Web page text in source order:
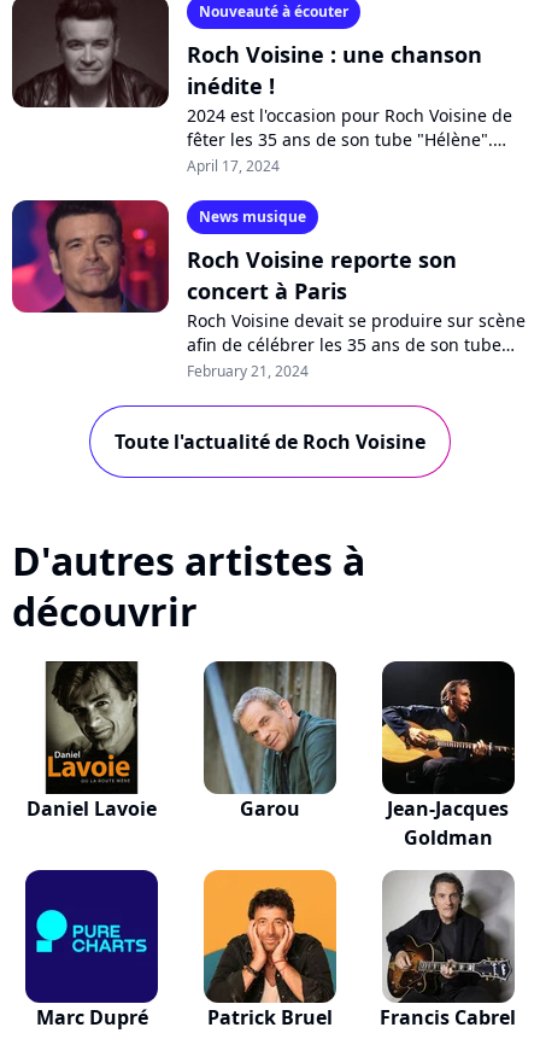
Nouveauté à écouter
Roch Voisine : une chanson
inédite !
2024 est l'occasion pour Roch Voisine de
fêter les 35 ans de son tube "Hélène".
Deux concerts auront lieu à Bruxelles et
April 17, 2024
News musique
Roch Voisine reporte son
concert à Paris
Roch Voisine devait se produire sur scène
afin de célébrer les 35 ans de son tube
"Hélène" et de son premier album.
February 21, 2024
Toute l'actualité de Roch Voisine
D'autres artistes à
découvrir
Daniel Lavoie Garou
Jean-Jacques
Goldman
Marc Dupré Patrick Bruel Francis Cabrel